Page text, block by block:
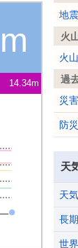
m
14.34m
地
火
火
過
災
防
天
天
長
世